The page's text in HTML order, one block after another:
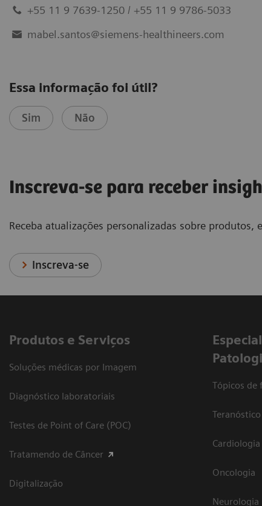
+55 11 9 7639-1250 / +55 11 9 9786-5033
mabel.santos@siemens-healthineers.com
Essa informação foi útil?
Sim Não
Inscreva-se para receber
Receba atualizações personalizadas sobre
Inscreva-se
Produtos e Serviços
Soluções médicas por Imagem
Diagnóstico laboratoriais
Testes de Point of Care (POC)
Tratamendo de Câncer
Digitalização
Tópicos de
Teranóstico
Cardiologia
Oncologia
Neurologia